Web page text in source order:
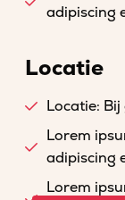
adipiscing
Locatie
Locatie:
Lorem
adipiscing
Lorem